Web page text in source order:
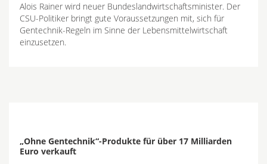
Alois Rainer wird neuer Bundeslandwirtschaftsminister. Der
CSU-Politiker bringt gute Voraussetzungen mit, sich für
Gentechnik-Regeln im Sinne der Lebensmittelwirtschaft
einzusetzen.
„Ohne Gentechnik“-Produkte für über 17 Milliarden
Euro verkauft